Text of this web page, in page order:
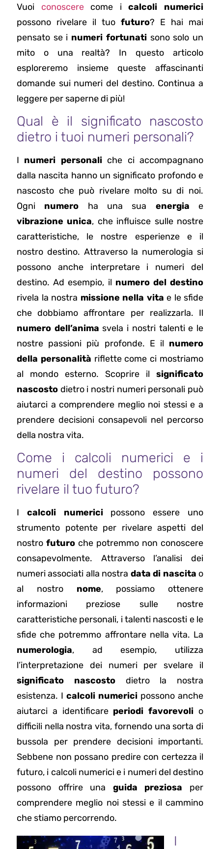
Vuoi conoscerecome icalcoli numerici
possono rivelare il tuo futuro? E hai mai
pensato se i numeri fortunatisono solo un
mito o una realtà? In questo articolo
esploreremo insieme queste affascinanti
domande sui numeri del destino. Continua a
leggere per saperne di più!
Qual è il significato nascosto
dietro i tuoi numeri personali?
I numeri personaliche ci accompagnano
dalla nascita hanno un significato profondo e
nascosto che può rivelare molto su di noi.
Ogni numero ha una sua energia e
vibrazione unica, che influisce sulle nostre
caratteristiche, le nostre esperienze e il
nostro destino. Attraverso la numerologia si
possono anche interpretare i numeri del
destino. Ad esempio, il numero del destino
rivela la nostra missione nella vita e le sfide
che dobbiamo affrontare per realizzarla. Il
numero dell’anima svela i nostri talenti e le
nostre passioni più profonde. E il numero
della personalità riflette come ci mostriamo
al mondo esterno. Scoprire il significato
nascosto dietro i nostri numeri personali può
aiutarci a comprendere meglio noi stessi e a
prendere decisioni consapevoli nel percorso
della nostra vita.
Come i calcoli numerici e i
numeri del destino possono
rivelare il tuo futuro?
I calcoli numericipossono essere uno
strumento potente per rivelare aspetti del
nostro futuro che potremmo non conoscere
consapevolmente. Attraverso l’analisi dei
numeri associati alla nostra data di nascita o
al nostro nome, possiamo ottenere
informazioni preziose sulle nostre
caratteristiche personali, i talenti nascosti e le
sfide che potremmo affrontare nella vita. La
numerologia, ad esempio, utilizza
l’interpretazione dei numeri per svelare il
significato nascostodietro la nostra
esistenza. I calcoli numerici possono anche
aiutarci a identificare periodi favorevoli o
difficili nella nostra vita, fornendo una sorta di
bussola per prendere decisioni importanti.
Sebbene non possano predire con certezza il
futuro, i calcoli numerici e i numeri del destino
possono offrire una guida preziosa per
comprendere meglio noi stessi e il cammino
che stiamo percorrendo.
I